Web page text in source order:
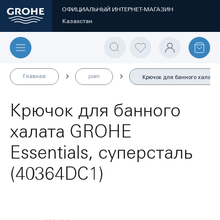
ОФИЦИАЛЬНЫЙ ИНТЕРНЕТ-МАГАЗИН
Казахстан
Главная joan Крючок для банного халата
Крючок для банного
халата GROHE
Essentials, суперсталь
(40364DC1)